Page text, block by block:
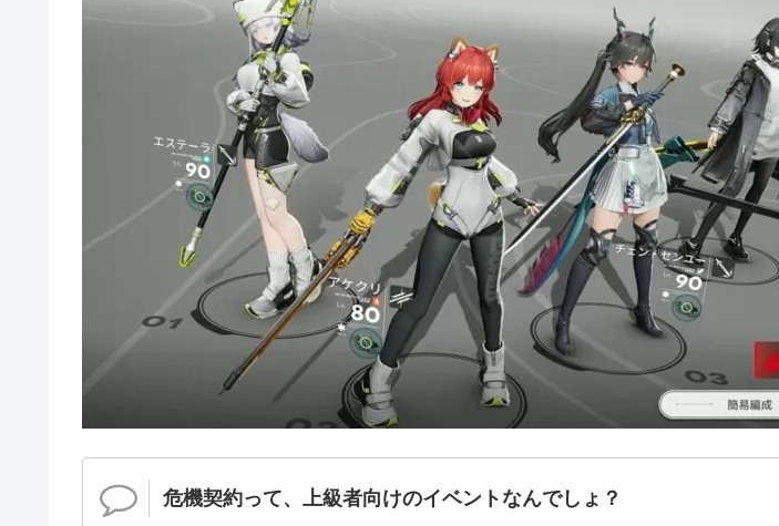
危機契約って、上級者向けのイベントなんでしょ？